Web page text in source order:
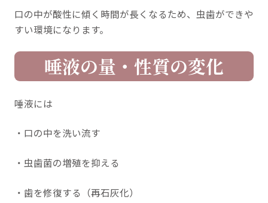
口の中が酸性に傾く時間が長くなるため、虫歯ができや
すい環境になります。
唾液の量・性質の変化
唾液には
・口の中を洗い流す
・虫歯菌の増殖を抑える
・歯を修復する（再石灰化）